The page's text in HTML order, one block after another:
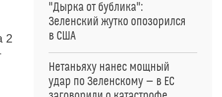
2
"Дырка от бублика":
Зеленский жутко опозорился
в США
Нетаньяху нанес мощный
удар по Зеленскому — в ЕС